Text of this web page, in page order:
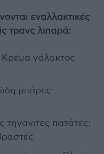
εναλλακτικές
τρανς λιπαρά:
γάλακτος
μπάρες
τηγανιτές πατάτες: